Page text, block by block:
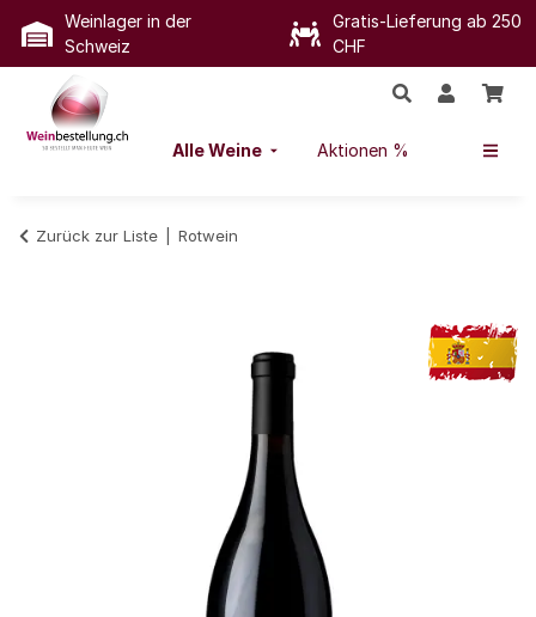
Weinlager in der
Schweiz
Gratis-Lieferung ab 250
CHF
Alle Weine Aktionen %
Zurück zur Liste Rotwein